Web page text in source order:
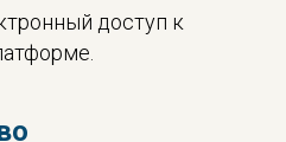
доступ к